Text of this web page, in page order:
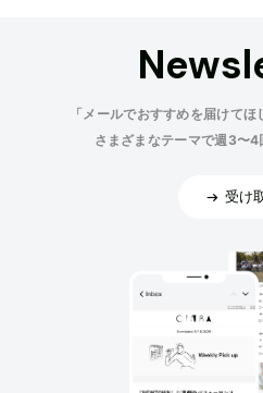
「メールでおすすめを届けてほ
さまざまなテーマで週3〜4
受け